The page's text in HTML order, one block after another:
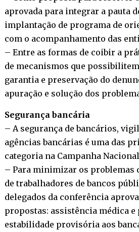
aprovada para integrar a pauta
implantação de programa de
com o acompanhamento das
– Entre as formas de coibir a
de mecanismos que
garantia e preservação do
apuração e solução dos
Segurança bancária
– A segurança de bancários,
agências bancárias é uma das
categoria na Campanha
– Para minimizar os problemas
de trabalhadores de bancos
delegados da conferência
propostas: assistência médica
estabilidade provisória aos